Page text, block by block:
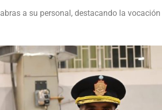
a su personal, destacando la vocación